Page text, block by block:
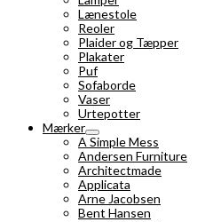
Lænestole
Reoler
Plaider og Tæpper
Plakater
Puf
Sofaborde
Vaser
Urtepotter
Mærker
A Simple Mess
Andersen Furniture
Architectmade
Applicata
Arne Jacobsen
Bent Hansen